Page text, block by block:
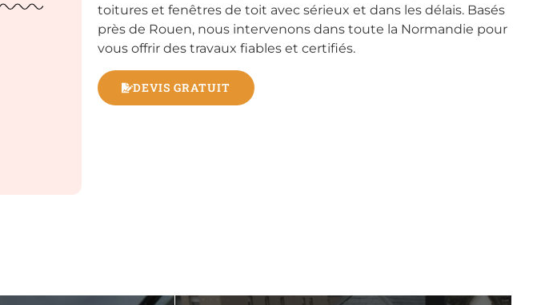
toitures et fenêtres de toit avec sérieux et dans les délais. Basés
près de Rouen, nous intervenons dans toute la Normandie pour
vous offrir des travaux fiables et certifiés.
DEVIS GRATUIT